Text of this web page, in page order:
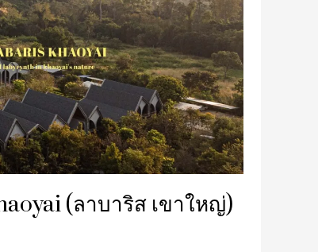
(ลาบาริส เขาใหญ่)